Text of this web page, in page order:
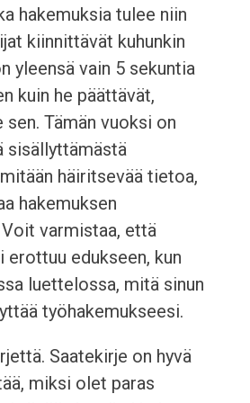
hakemuksia tulee niin
kiinnittävät kuhunkin
yleensä vain 5 sekuntia
kuin he päättävät,
sen. Tämän vuoksi on
sisällyttämästä
häiritsevää tietoa,
hakemuksen
varmistaa, että
edukseen, kun
luettelossa, mitä sinun
työhakemukseesi.
Saatekirje on hyvä
miksi olet paras